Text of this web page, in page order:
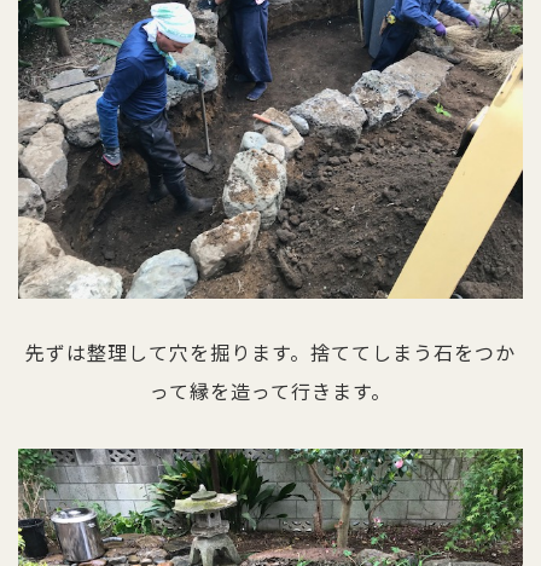
先ずは整理して穴を掘ります。捨ててしまう石をつか
って縁を造って行きます。